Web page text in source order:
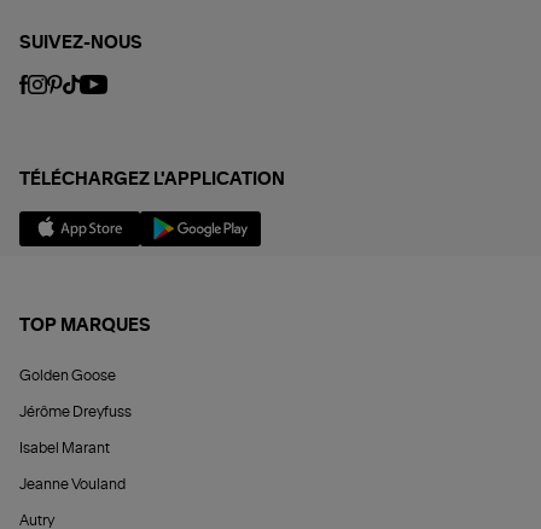
SUIVEZ-NOUS
TÉLÉCHARGEZ L'APPLICATION
TOP MARQUES
Golden Goose
Jérôme Dreyfuss
Isabel Marant
Jeanne Vouland
Autry